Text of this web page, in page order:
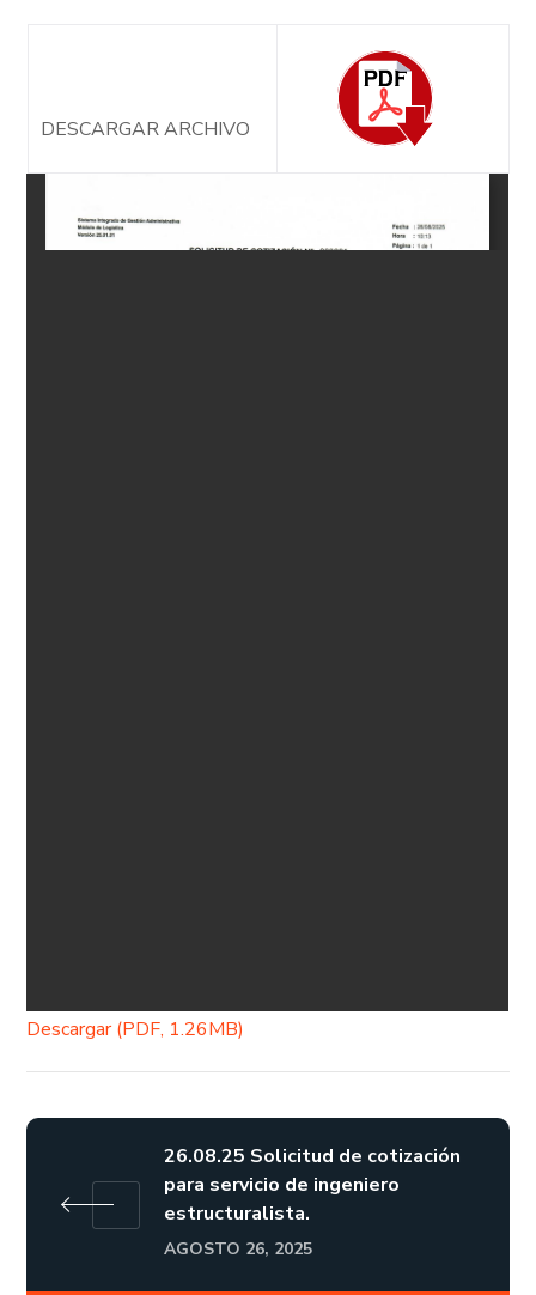
DESCARGAR ARCHIVO
Descargar (PDF, 1.26MB)
26.08.25 Solicitud de cotización
para servicio de ingeniero
estructuralista.
AGOSTO 26, 2025